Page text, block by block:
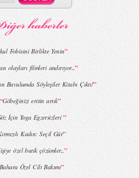
Yaz
MBFWI - Zeynep Erdoğan 2015 Yaz
MBFWI - Burçe Bekrek 2015 Yaz Koleksiyonu
Fobisini Birlikte Yenin”
olayları filmleri andırıyor...”
Bavulumda Söyleşiler Kitabı Çıktı!”
“Göbeğinizi eritin artık”
İçin Yoga Egzersizleri”
Kadın: Seçil Gür”
özel butik çözümler...”
Özel Cilt Bakımı”